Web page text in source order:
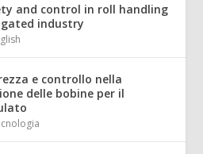
and control in roll handling
industry
e controllo nella
delle bobine per il